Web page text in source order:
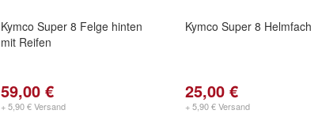
Kymco Super 8 Felge hinten
mit Reifen
59,00 €
+ 5,90 € Versand
Kymco Super 8 Helmfach
25,00 €
+ 5,90 € Versand